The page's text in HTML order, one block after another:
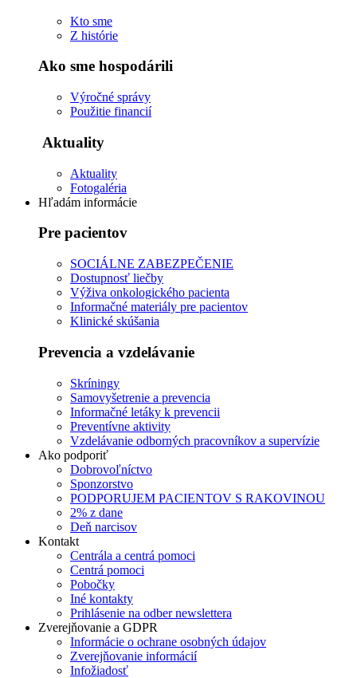
Kto sme
Z histórie
Ako sme hospodárili
Výročné správy
Použitie financií
Aktuality
Aktuality
Fotogaléria
Hľadám informácie
Pre pacientov
SOCIÁLNE ZABEZPEČENIE
Dostupnosť liečby
Výživa onkologického pacienta
Informačné materiály pre pacientov
Klinické skúšania
Prevencia a vzdelávanie
Skríningy
Samovyšetrenie a prevencia
Informačné letáky k prevencii
Preventívne aktivity
Vzdelávanie odborných pracovníkov a supervízie
Ako podporiť
Dobrovoľníctvo
Sponzorstvo
PODPORUJEM PACIENTOV S RAKOVINOU
2% z dane
Deň narcisov
Kontakt
Centrála a centrá pomoci
Centrá pomoci
Pobočky
Iné kontakty
Prihlásenie na odber newslettera
Zverejňovanie a GDPR
Informácie o ochrane osobných údajov
Zverejňovanie informácií
Infožiadosť